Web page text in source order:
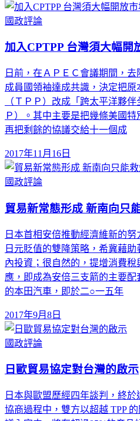
國政評論
加入CPTPP 台灣須大幅開
日前，在ＡＰＥＣ會議期間，
成員國領袖達成共識，決定把原
（ＴＰＰ）改成「跨太平洋夥
Ｐ）。其中主要是把幾條美國
再把剩餘的協議交給十一個成
2017年11月16日
國政評論
貿易新常態形成 新南向只
日本首相安倍推動經濟維新的
日元貶值的雙降策略，希冀藉
內投資；很自然的，提增消費
應，即成為安倍三支箭的主要
的本田汽車，即於二○一五年
2017年9月8日
國政評論
日歐貿易協定對台灣的啟示
日本與歐盟歷經四年談判，終
協商過程中，雙方以超越 TPP